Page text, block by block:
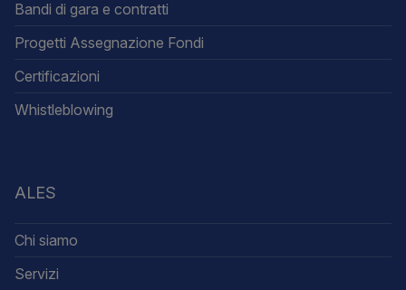
Bandi di gara e contratti
Progetti Assegnazione Fondi
Certificazioni
Whistleblowing
ALES
Chi siamo
Servizi